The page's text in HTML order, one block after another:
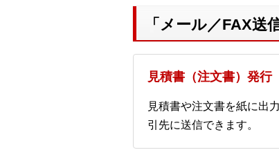
「メール／FAX
見積書（注文書）発行
見積書や注文書を紙に出
引先に送信できます。